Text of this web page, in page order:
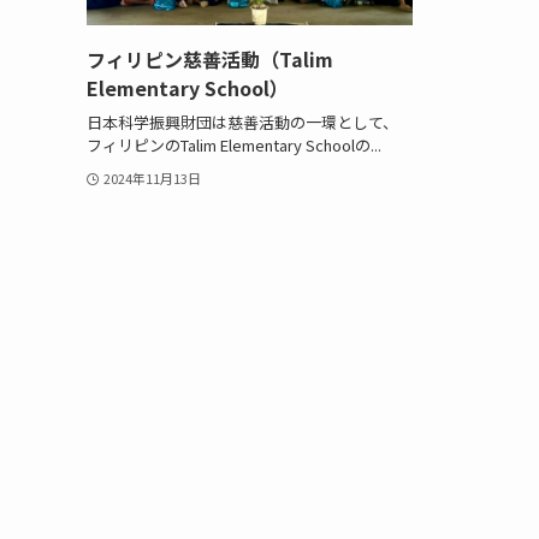
フィリピン慈善活動（Talim
Elementary School）
日本科学振興財団は慈善活動の一環として、
フィリピンのTalim Elementary Schoolの...
2024年11月13日